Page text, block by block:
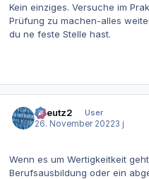
Kein einziges. Versuche im
Prüfung zu machen-alles
du ne feste Stelle hast.
tkreutz2
User
26. November 20223 j
Wenn es um Wertigkeitkeit
Berufsausbildung oder ein